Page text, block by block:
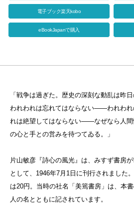
電子ブック楽天kobo
eBookJapanで購入
「戦争は過ぎた。歴史の深刻な動乱は
われわれは忘れてはならない——われわれ
れは絶望してはならない——なぜなら人間
の心と手との営みを待つてゐる。」
片山敏彦『詩心の風光』は、みすず書房
として、1946年7月1日に刊行されました
は20円。当時の社名「美篶書房」は、本
人の名とともに記されています。